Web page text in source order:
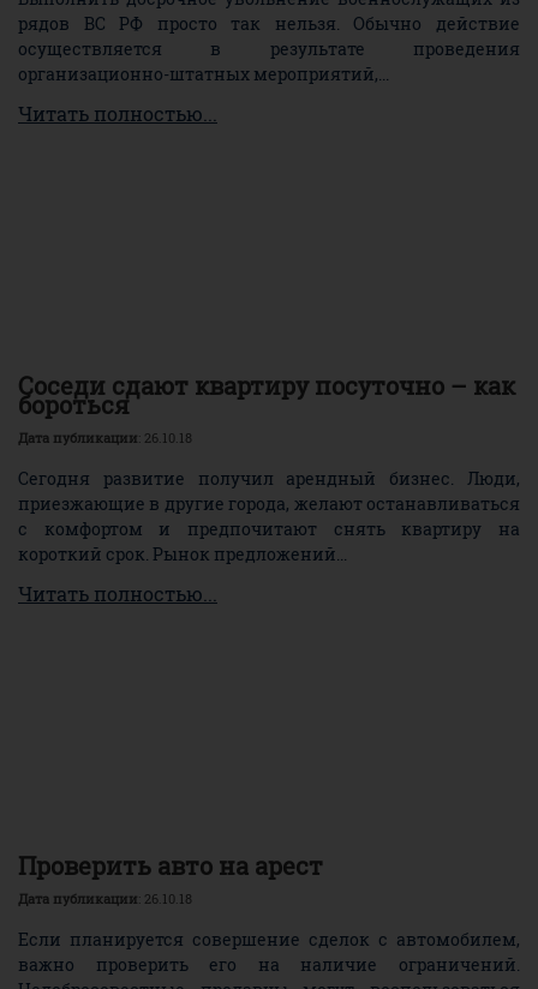
рядов ВС РФ просто так нельзя. Обычно действие
осуществляется в результате проведения
организационно-штатных мероприятий,...
Читать полностью...
Соседи сдают квартиру посуточно – как
бороться
Дата публикации: 26.10.18
Сегодня развитие получил арендный бизнес. Люди,
приезжающие в другие города, желают останавливаться
с комфортом и предпочитают снять квартиру на
короткий срок. Рынок предложений...
Читать полностью...
Проверить авто на арест
Дата публикации: 26.10.18
Если планируется совершение сделок с автомобилем,
важно проверить его на наличие ограничений.